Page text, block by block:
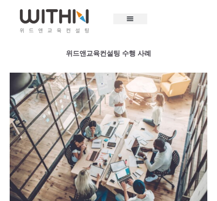
위드앤교육컨설팅 수행 사례